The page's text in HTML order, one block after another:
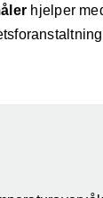
hjelper